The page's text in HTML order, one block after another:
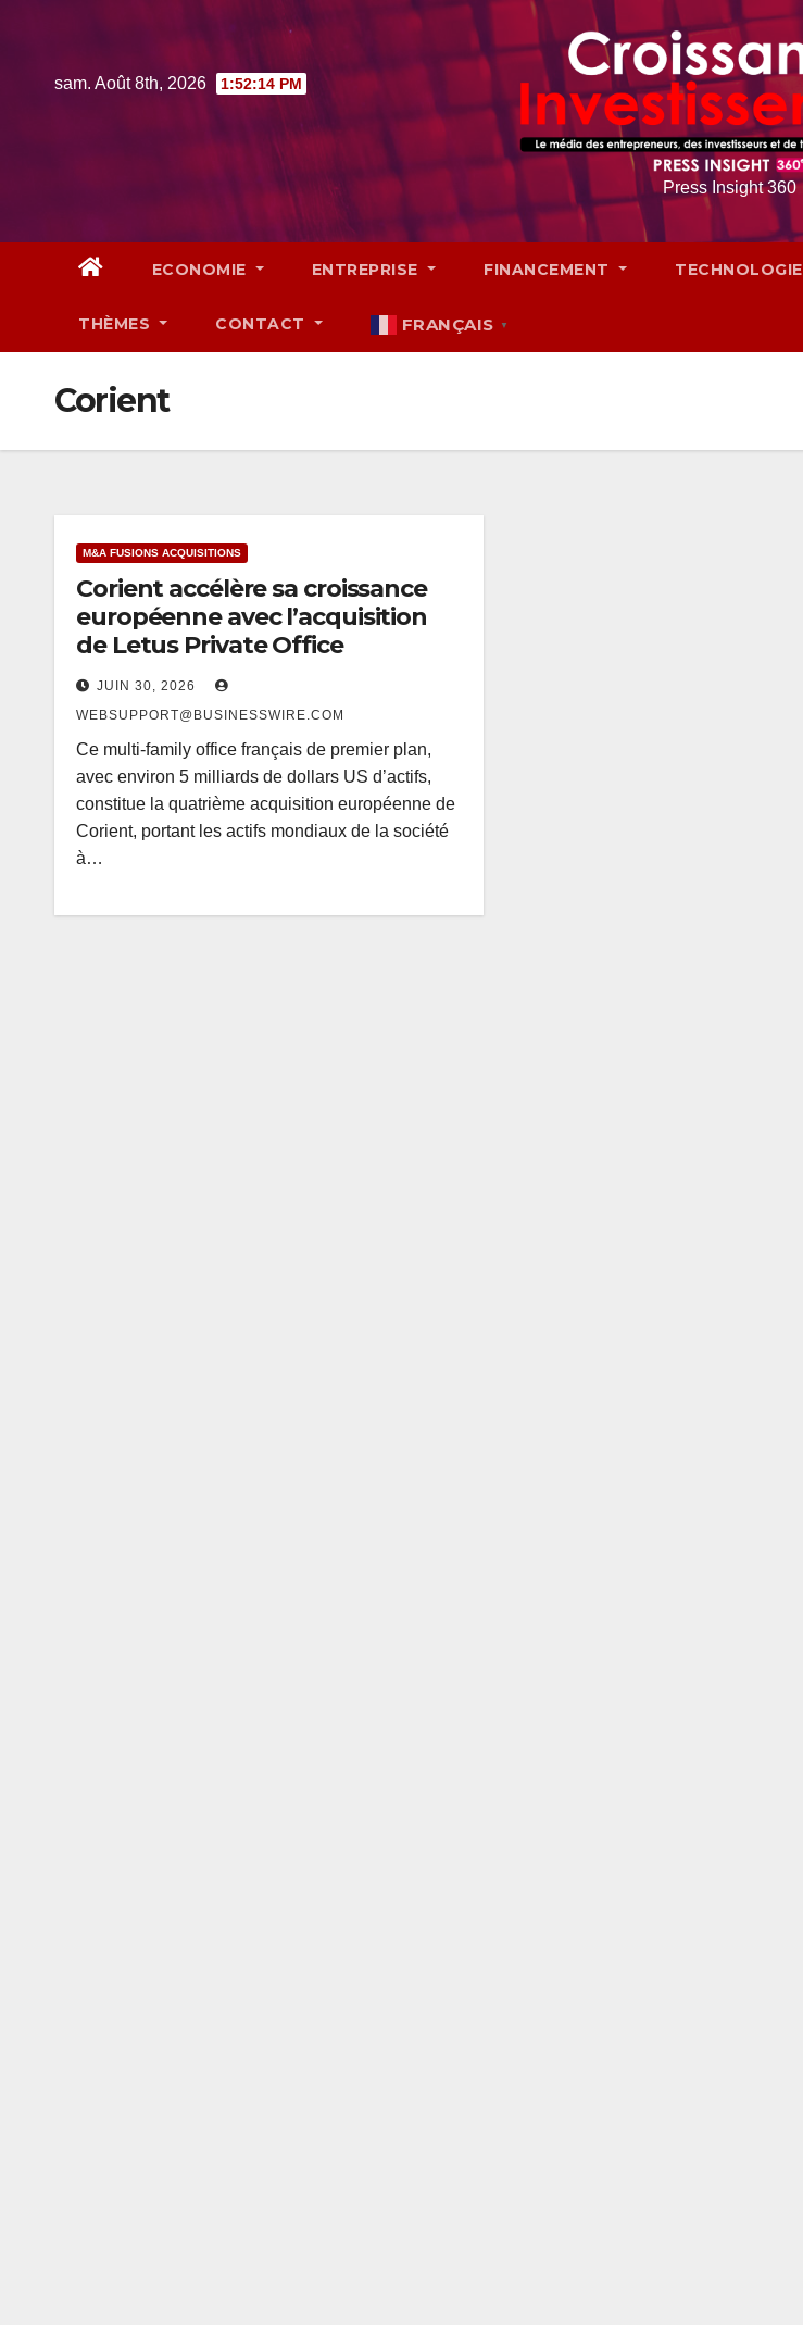
contentsam. Août 8th, 2026 1:52:15 PM
Press Insight 360
ECONOMIE ENTREPRISE FINANCEMENT TECHNOLOGIE
THÈMES CONTACT FRANÇAIS ▼
Corient
M&A FUSIONS ACQUISITIONS
Corient accélère sa croissance
européenne avec l’acquisition
de Letus Private Office
JUIN 30, 2026
WEBSUPPORT@BUSINESSWIRE.COM
Ce multi-family office français de premier plan,
avec environ 5 milliards de dollars US d’actifs,
constitue la quatrième acquisition européenne de
Corient, portant les actifs mondiaux de la société
à…